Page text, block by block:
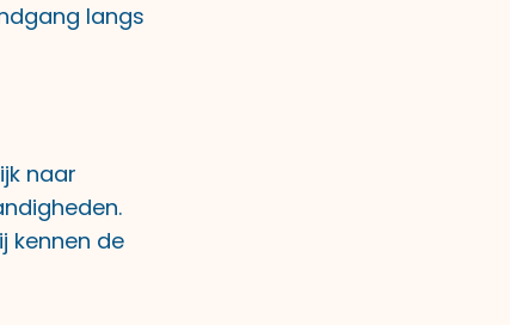
langs
naar
kennen de